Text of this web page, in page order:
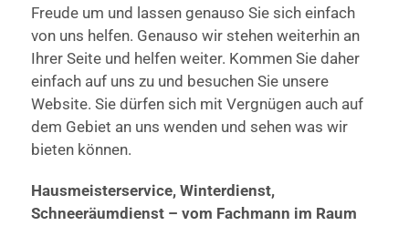
Freude um und lassen genauso Sie sich einfach
von uns helfen. Genauso wir stehen weiterhin an
Ihrer Seite und helfen weiter. Kommen Sie daher
einfach auf uns zu und besuchen Sie unsere
Website. Sie dürfen sich mit Vergnügen auch auf
dem Gebiet an uns wenden und sehen was wir
bieten können.
Hausmeisterservice, Winterdienst,
Schneeräumdienst – vom Fachmann im Raum